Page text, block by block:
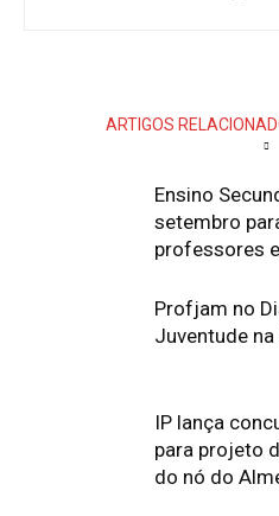
ARTIGOS
Ensino
setembro
professores
Profjam no
Juventude
IP lança
para projeto
do nó do